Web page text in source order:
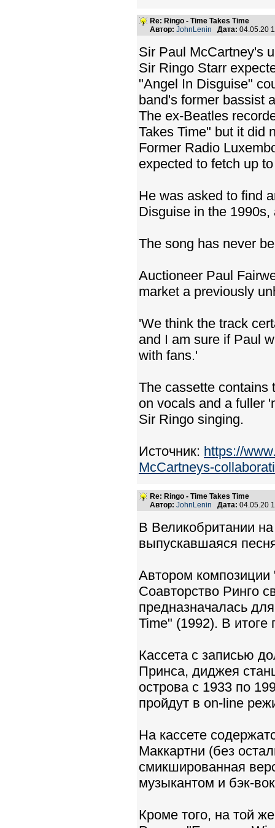
Re: Ringo - Time Takes Time
Автор: JohnLenin Дата: 04.05.20
Sir Paul McCartney's
Sir Ringo Starr
"Angel In Disguise"
band's former bassist
The ex-Beatles
Takes Time" but it did
Former Radio
expected to fetch up
He was asked to find
Disguise in the
The song has never
Auctioneer Paul
market a previously
'We think the track
and I am sure if Paul
with fans.'
The cassette contains
on vocals and a fuller
Sir Ringo singing.
Источник: https://
McCartneys-
Re: Ringo - Time Takes Time
Автор: JohnLenin Дата: 04.05.20
В Великобритании
выпускавшаяся
Автором композиции
Соавторство Ринго
предназначалась
Time" (1992). В
Кассета с записью
Принса, диджея
острова с 1933 по
пройдут в on-line
На кассете
Маккартни (без
смикшированная
музыкантом и бэк-
Кроме того, на той